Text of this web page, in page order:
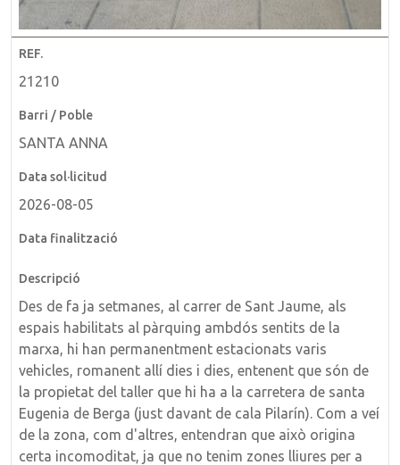
21210
SANTA ANNA
2026-08-05
Des de fa ja setmanes, al carrer de Sant Jaume, als
espais habilitats al pàrquing ambdós sentits de la
marxa, hi han permanentment estacionats varis
vehicles, romanent allí dies i dies, entenent que són de
la propietat del taller que hi ha a la carretera de santa
Eugenia de Berga (just davant de cala Pilarín). Com a veí
de la zona, com d'altres, entendran que això origina
certa incomoditat, ja que no tenim zones lliures per a